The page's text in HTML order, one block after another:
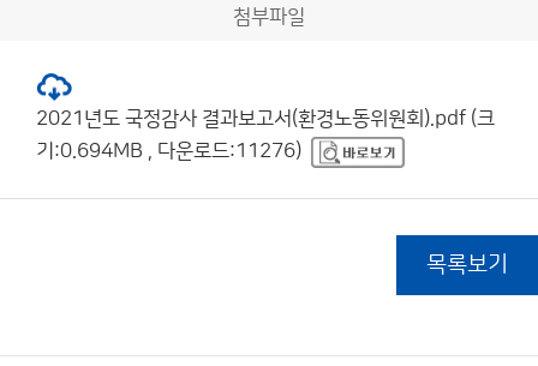
첨부파일
2021년도 국정감사 결과보고서(환경노동위원회).pdf (크
기:0.694MB , 다운로드:11276)
목록보기